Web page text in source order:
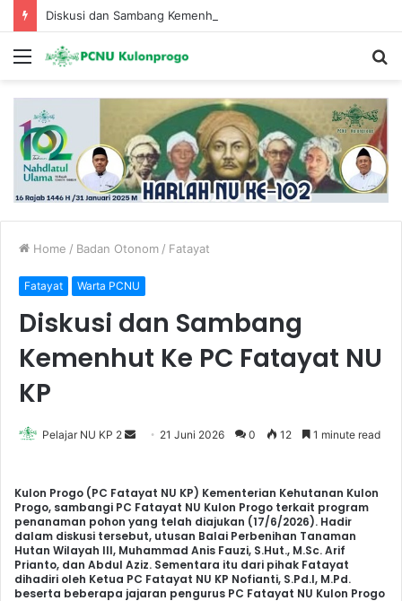
Diskusi dan Sambang Kemenhut Ke PC Fatayat NU KP
Menu
Home / Badan Otonom / Fatayat
Fatayat Warta PCNU
Diskusi dan Sambang
Kemenhut Ke PC Fatayat NU
KP
Pelajar NU KP 2
d
a
n
e
m
21 Juni 2026 0 12 1 minute read
Kulon Progo (PC Fatayat NU KP) Kementerian Kehutanan Kulon
Progo, sambangi PC Fatayat NU Kulon Progo terkait program
penanaman pohon yang telah diajukan (17/6/2026). Hadir
dalam diskusi tersebut, utusan Balai Perbenihan Tanaman
Hutan Wilayah III, Muhammad Anis Fauzi, S.Hut., M.Sc. Arif
Prianto, dan Abdul Aziz. Sementara itu dari pihak Fatayat
dihadiri oleh Ketua PC Fatayat NU KP Nofianti, S.Pd.I, M.Pd.
beserta beberapa jajaran pengurus PC Fatayat NU Kulon Progo